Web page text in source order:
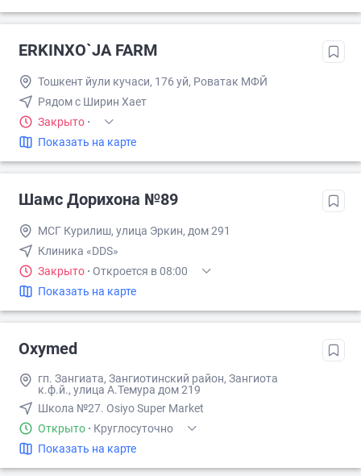
ERKINXO`JA FARM
Тошкент йули кучаси, 176 уй, Роватак МФЙ
Рядом с Ширин Хает
Закрыто ·
Показать на карте
Шамс Дорихона №89
МСГ Курилиш, улица Эркин, дом 291
Клиника «DDS»
Закрыто · Откроется в 08:00
Показать на карте
Oxymed
гп. Зангиата, Зангиотинский район, Зангиота
к.ф.й., улица А.Темура дом 219
Школа №27. Osiyo Super Market
Открыто · Круглосуточно
Показать на карте